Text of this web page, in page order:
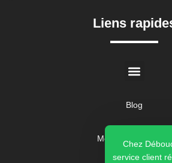
Liens
Blog
Montions générales
Chez
service client